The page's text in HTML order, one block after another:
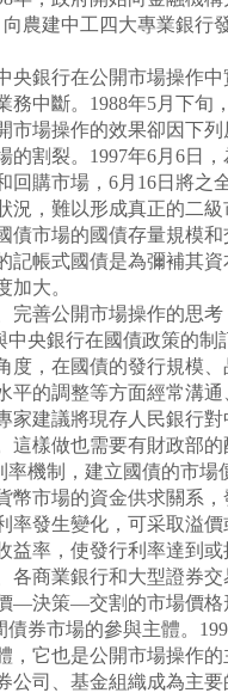
農建中工四大專業銀行
銀行在公開市場操作中
務中斷。1988年5月下
市場操作的效果卻因下列
裂。1997年6月6日，
回購市場，6月16日將之
況，難以形成真正的二級
市場的國債存量規模和
記帳式國債是為彌補其
加大。
市場操作的思考
銀行在國債政策的制
度，在國債的發行規模
平的調整等方面經常溝
家建議將現存人民銀行
這樣做也需要有財政部的
制，建立國債的市場
幣市場的資金供求關系
率發生變化，可采取溢
益率，使發行利率達到
各商業銀行和大型證券
—決策—交割的市場價格
市場的參與主體。
，它也是公開市場操作
公司、基金組織成為主